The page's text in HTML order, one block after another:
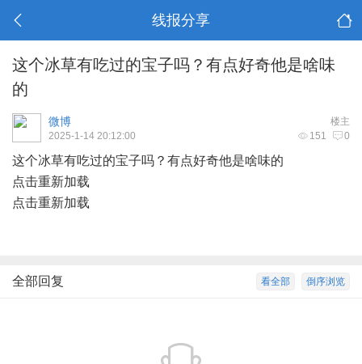
线报分享
这个冰草有吃过的宝子吗？有点好奇他是啥味
的
楼主
微博
151 0
2025-1-14 20:12:00
这个冰草有吃过的宝子吗？有点好奇他是啥味的
点击重新加载
点击重新加载
倒序浏览
看全部
全部回复